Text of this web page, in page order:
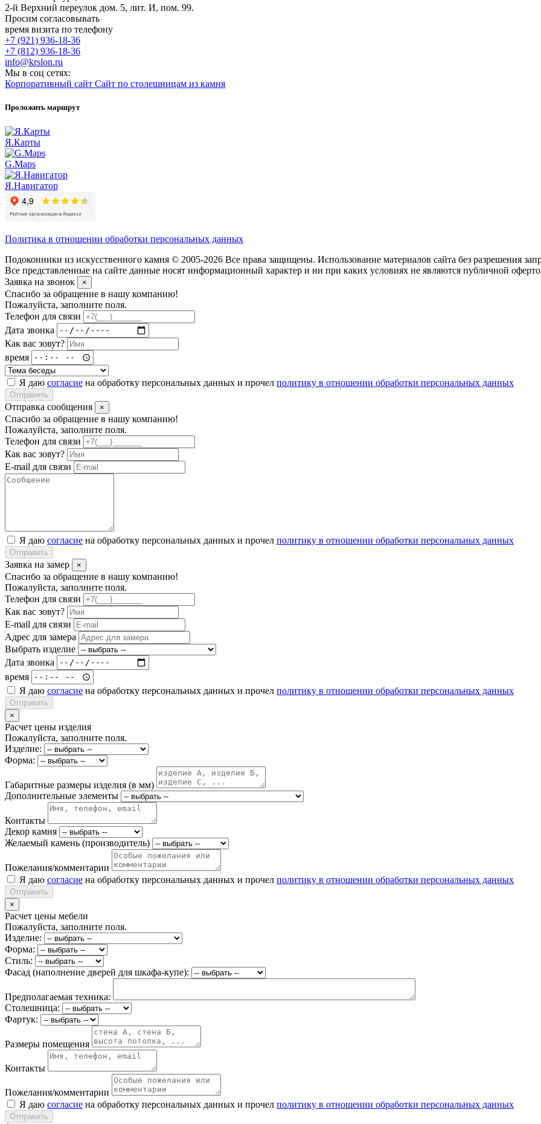
2-й Верхний переулок дом. 5, лит. И, пом. 99.
Просим согласовывать
время визита по телефону
+7 (921) 936-18-36
+7 (812) 936-18-36
info@krslon.ru
Мы в соц сетях:
Корпоративный сайт Сайт по столешницам из камня
Проложить маршрут
Я.Карты
G.Maps
Я.Навигатор
Политика в отношении обработки персональных данных
Подоконники из искусственного камня © 2005-2026 Все права защищены. Использование материалов сайта без разрешения
Все представленные на сайте данные носят информационный характер и ни при каких условиях не являются публичной
Заявка на звонок
×
Спасибо за обращение в нашу компанию!
Пожалуйста, заполните поля.
Телефон для связи
Дата звонка
Как вас зовут?
время
Я даю согласие на обработку персональных данных и прочел политику в отношении обработки персональных данных
Отправить
Отправка сообщения ×
Спасибо за обращение в нашу компанию!
Пожалуйста, заполните поля.
Телефон для связи
Как вас зовут?
E-mail для связи
Я даю согласие на обработку персональных данных и прочел политику в отношении обработки персональных данных
Отправить
Заявка на замер ×
Спасибо за обращение в нашу компанию!
Пожалуйста, заполните поля.
Телефон для связи
Как вас зовут?
E-mail для связи
Адрес для замера
Выбрать изделие
Дата звонка
время
Я даю согласие на обработку персональных данных и прочел политику в отношении обработки персональных данных
Отправить
×
Расчет цены изделия
Пожалуйста, заполните поля.
Изделие:
Форма:
Габаритные размеры изделия (в мм)
Дополнительные элементы
Контакты
Декор камня
Желаемый камень (производитель)
Пожелания/комментарии
Я даю согласие на обработку персональных данных и прочел политику в отношении обработки персональных данных
Отправить
×
Расчет цены мебели
Пожалуйста, заполните поля.
Изделие:
Форма:
Стиль:
Фасад (наполнение дверей для шкафа-купе):
Предполагаемая техника:
Столешница:
Фартук:
Размеры помещения
Контакты
Пожелания/комментарии
Я даю согласие на обработку персональных данных и прочел политику в отношении обработки персональных данных
Отправить